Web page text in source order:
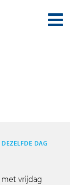
DAG
vrijdag